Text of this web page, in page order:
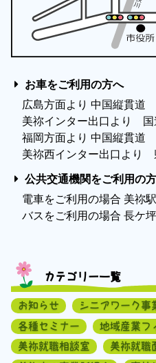
お車をご利用の方へ
広島方面より 中国縦貫道
美祢インター出口より
福岡方面より 中国縦貫道
美祢西インター出口より
公共交通機関をご利用の
電車をご利用の場合 美祢
バスをご利用の場合 長ケ
カテゴリー一覧
お知らせ シニアワーク事
各種セミナー
地域産業フ
美祢就職相談室
美祢就職